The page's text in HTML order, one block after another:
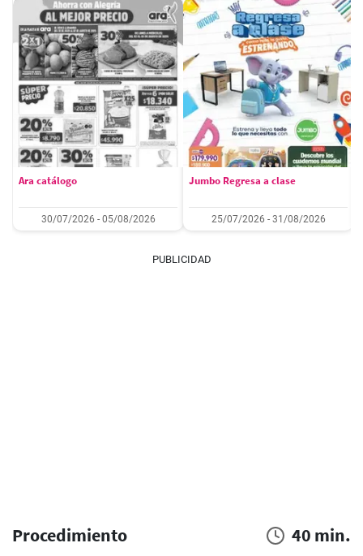
Ara catálogo
30/07/2026 - 05/08/2026
Jumbo Regresa a clase
25/07/2026 - 31/08/2026
PUBLICIDAD
Procedimiento 40 min.